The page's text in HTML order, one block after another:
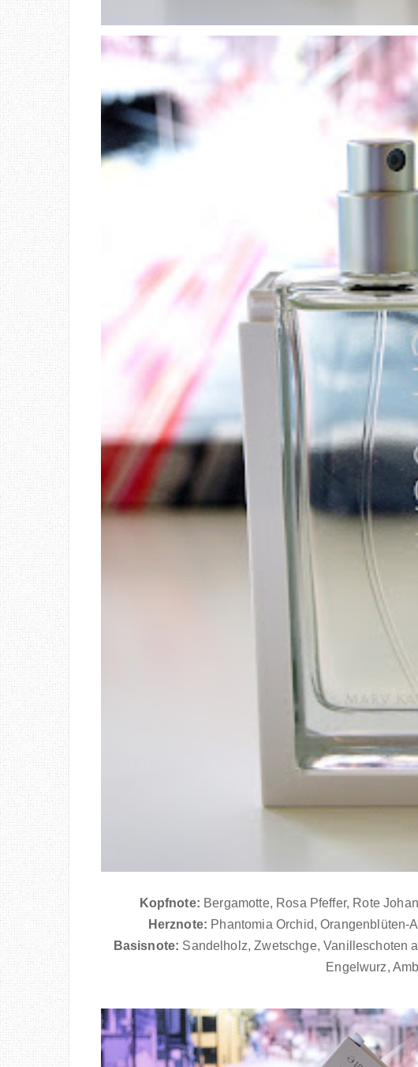
Kopfnote: Bergamotte, Rosa Pfeffer, Rote
Herznote: Phantomia Orchid, Orangenblüten-
Basisnote: Sandelholz, Zwetschge, Vanilleschoten
Engelwurz,